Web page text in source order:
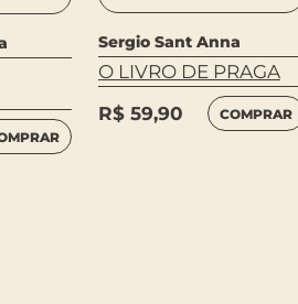
Sergio Sant Anna
O LIVRO DE PRAGA
R$ 59,90 COMPRAR